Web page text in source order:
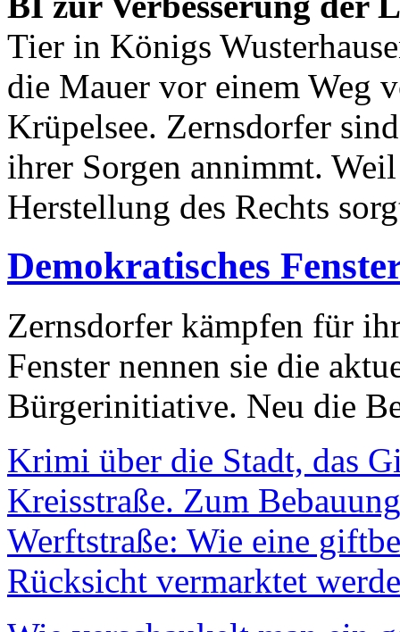
Tier in Königs
die Mauer vor einem Weg
Krüpelsee. Zernsdorfer
ihrer Sorgen annimmt.
Herstellung des Rechts
Demokratisches
Zernsdorfer kämpfen für
Fenster nennen sie die
Bürgerinitiative. Neu die
Krimi über die Stadt, das
Kreisstraße. Zum
Werftstraße: Wie eine
Rücksicht vermarktet